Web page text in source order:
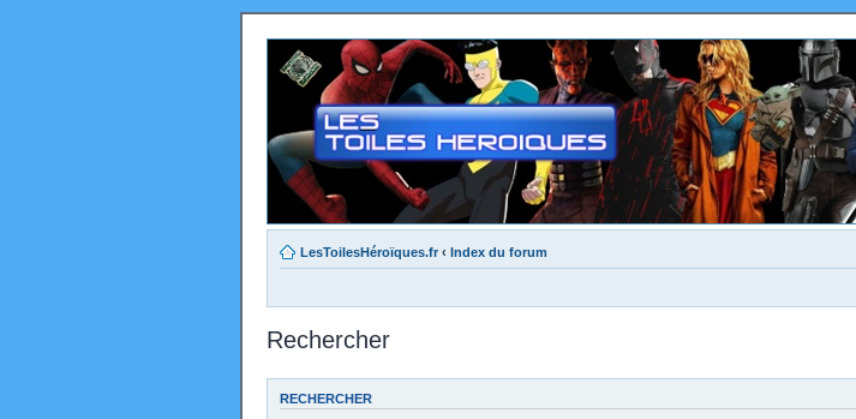
LesToilesHéroïques.fr ‹ Index du forum
Rechercher
RECHERCHER